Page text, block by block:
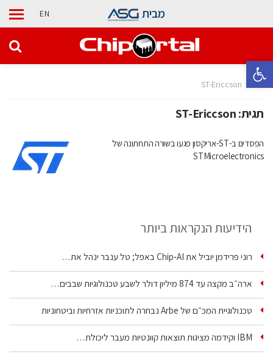
פתח סרגל נגישות
מבית EN
בית ST-Ericcson
תגית:ST-Ericcson
הפסדים ב-ST-אריקסון פגעו בשורה התחתונה של
STMicroelectronics
הידיעות הנקראות ביותר
רוני פרידמן יוביל את Chip‑AI באפל; טל ענבר ינהל את…
ארה״ב מקצה עד 874 מיליון דולר לשבע טכנולוגיות שבבים…
טכנולוגיית המכ״ם של Arbe נבחרה לתוכניות אזרחיות וביטחוניות
IBM וקידמה מציגות תוצאות קוונטיות מעבר ליכולת…